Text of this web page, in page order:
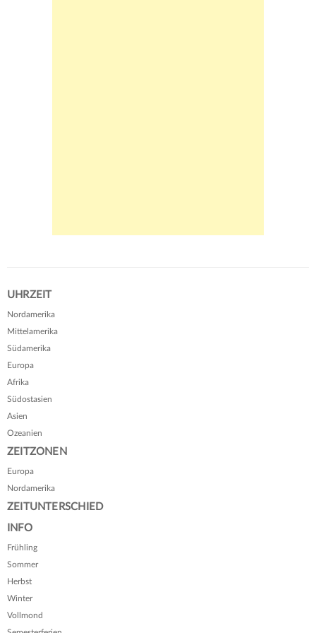
UHRZEIT
Nordamerika
Mittelamerika
Südamerika
Europa
Afrika
Südostasien
Asien
Ozeanien
ZEITZONEN
Europa
Nordamerika
ZEITUNTERSCHIED
INFO
Frühling
Sommer
Herbst
Winter
Vollmond